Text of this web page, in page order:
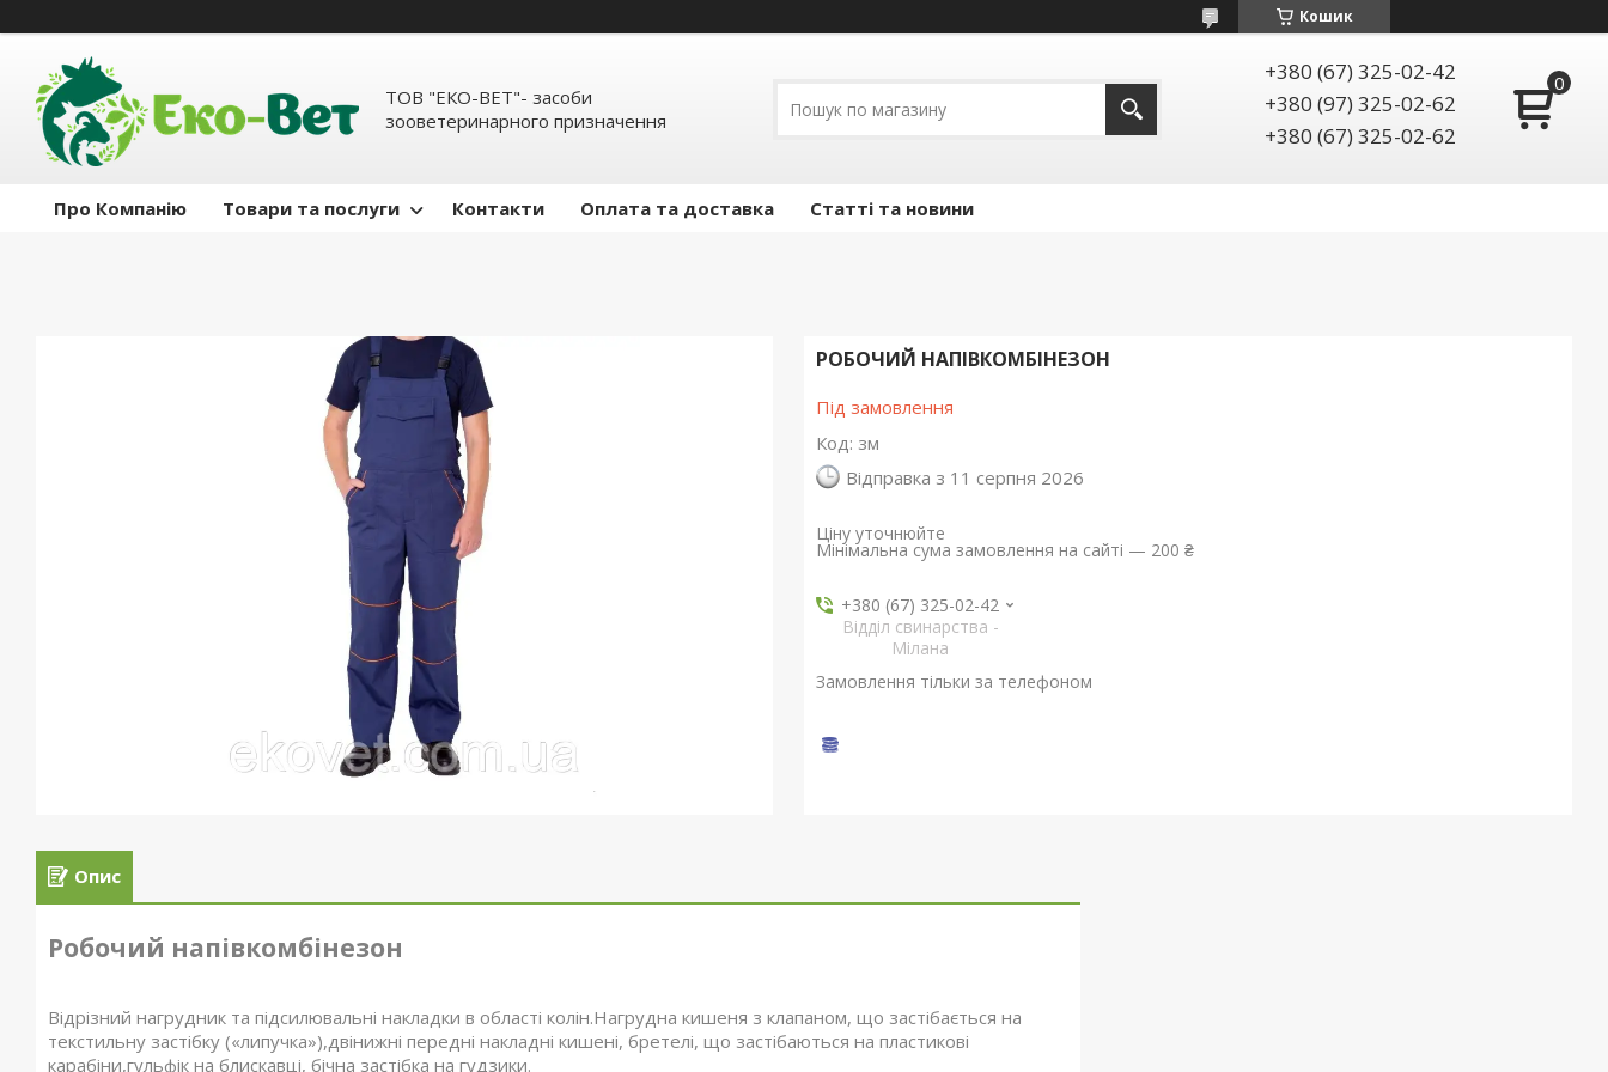
Кошик
ТОВ "ЕКО-ВЕТ"- засоби
зооветеринарного призначення
+380 (67) 325-02-42
+380 (97) 325-02-62
+380 (67) 325-02-62
Про Компанію Товари та послуги Контакти Оплата та доставка Статті та новини
РОБОЧИЙ НАПІВКОМБІНЕЗОН
Під замовлення
Код: зм
Відправка з 11 серпня 2026
Ціну уточнюйте
Мінімальна сума замовлення на сайті — 200 ₴
+380 (67) 325-02-42
Відділ свинарства -
Мілана
Замовлення тільки за телефоном
Опис
Робочий напівкомбінезон
Відрізний нагрудник та підсилювальні накладки в області колін.Нагрудна кишеня з клапаном, що застібається на
текстильну застібку («липучка»),двінижні передні накладні кишені, бретелі, що застібаються на пластикові
карабіни,гульфік на блискавці, бічна застібка на гудзики.